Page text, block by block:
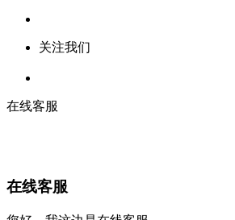
关注我们
在线客服
在线客服